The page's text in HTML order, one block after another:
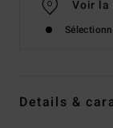
Voir la
Details &